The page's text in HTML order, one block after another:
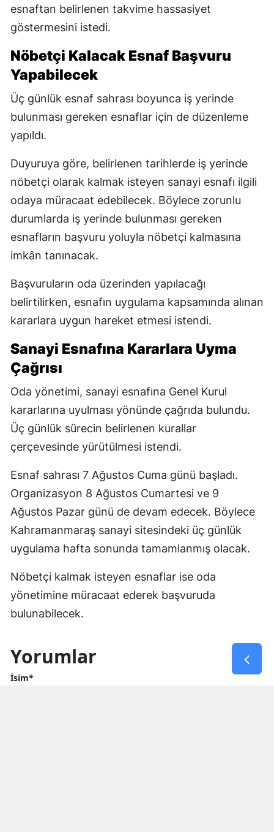
esnaftan belirlenen takvime hassasiyet
göstermesini istedi.
Nöbetçi Kalacak Esnaf Başvuru
Yapabilecek
Üç günlük esnaf sahrası boyunca iş yerinde
bulunması gereken esnaflar için de düzenleme
yapıldı.
Duyuruya göre, belirlenen tarihlerde iş yerinde
nöbetçi olarak kalmak isteyen sanayi esnafı ilgili
odaya müracaat edebilecek. Böylece zorunlu
durumlarda iş yerinde bulunması gereken
esnafların başvuru yoluyla nöbetçi kalmasına
imkân tanınacak.
Başvuruların oda üzerinden yapılacağı
belirtilirken, esnafın uygulama kapsamında alınan
kararlara uygun hareket etmesi istendi.
Sanayi Esnafına Kararlara Uyma
Çağrısı
Oda yönetimi, sanayi esnafına Genel Kurul
kararlarına uyulması yönünde çağrıda bulundu.
Üç günlük sürecin belirlenen kurallar
çerçevesinde yürütülmesi istendi.
Esnaf sahrası 7 Ağustos Cuma günü başladı.
Organizasyon 8 Ağustos Cumartesi ve 9
Ağustos Pazar günü de devam edecek. Böylece
Kahramanmaraş sanayi sitesindeki üç günlük
uygulama hafta sonunda tamamlanmış olacak.
Nöbetçi kalmak isteyen esnaflar ise oda
yönetimine müracaat ederek başvuruda
bulunabilecek.
Yorumlar
İsim*